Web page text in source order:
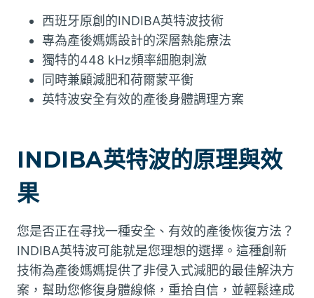
西班牙原創的INDIBA英特波技術
專為產後媽媽設計的深層熱能療法
獨特的448 kHz頻率細胞刺激
同時兼顧減肥和荷爾蒙平衡
英特波安全有效的產後身體調理方案
INDIBA英特波的原理與效
果
您是否正在尋找一種安全、有效的產後恢復方法？
INDIBA英特波可能就是您理想的選擇。這種創新
技術為產後媽媽提供了非侵入式減肥的最佳解決方
案，幫助您修復身體線條，重拾自信，並輕鬆達成